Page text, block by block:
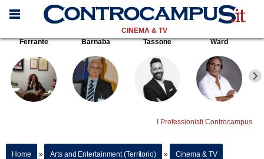
CINEMA & TV
Ferrante
Barnaba Tassone Ward
I Professionisti Controcampus
Home » Arts and Entertainment (Territorio) » Cinema & TV